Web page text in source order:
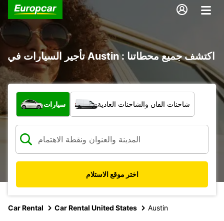
تأجير السيارات في Austin : اكتشف جميع محطاتنا
ما نوع المركبة؟
سيارات شاحنات الفان والشاحنات العادية
اختر موقع الاستلام
Car Rental Car Rental United States Austin